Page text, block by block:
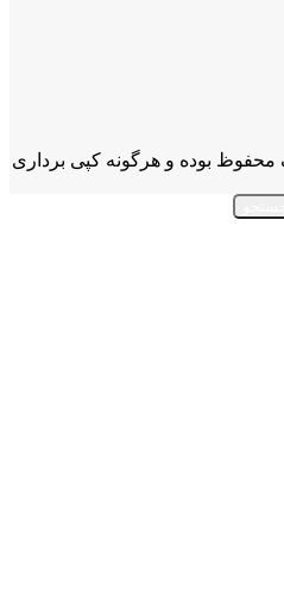
محفوظ بوده و هرگونه کپی برداری